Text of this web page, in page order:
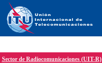
Sector de Radiocomunicaciones (UIT-R)